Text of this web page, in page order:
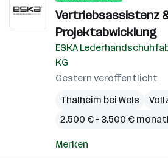
Vertriebsassistenz
Projektabwicklung
ESKA
KG
Gestern veröffentlicht
Thalheim bei Wels
2.500 € – 3.500 €
Merken